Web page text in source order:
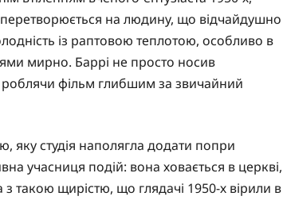
на людину, що відчайдушно
із раптовою теплотою, особливо в
мирно. Баррі не просто носив
роблячи фільм глибшим за звичайний
яку студія наполягла додати попри
учасниця подій: вона ховається в церкві,
такою щирістю, що глядачі 1950-х вірили в